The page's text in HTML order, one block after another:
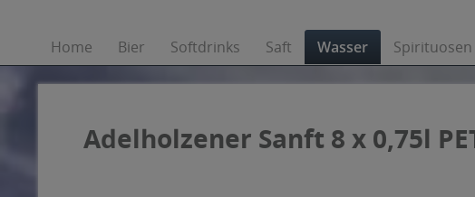
Home Bier Softdrinks Saft Wasser Spirituosen
Adelholzener Sanft 8 x 0,75l